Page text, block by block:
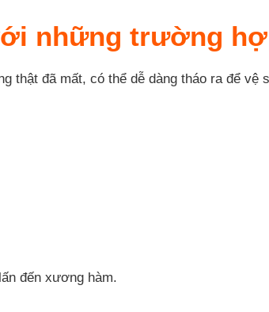
những trường
thật đã mất, có thể dễ dàng tháo ra để vệ
đến xương hàm.